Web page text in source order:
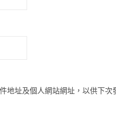
地址及個人網站網址，以供下次